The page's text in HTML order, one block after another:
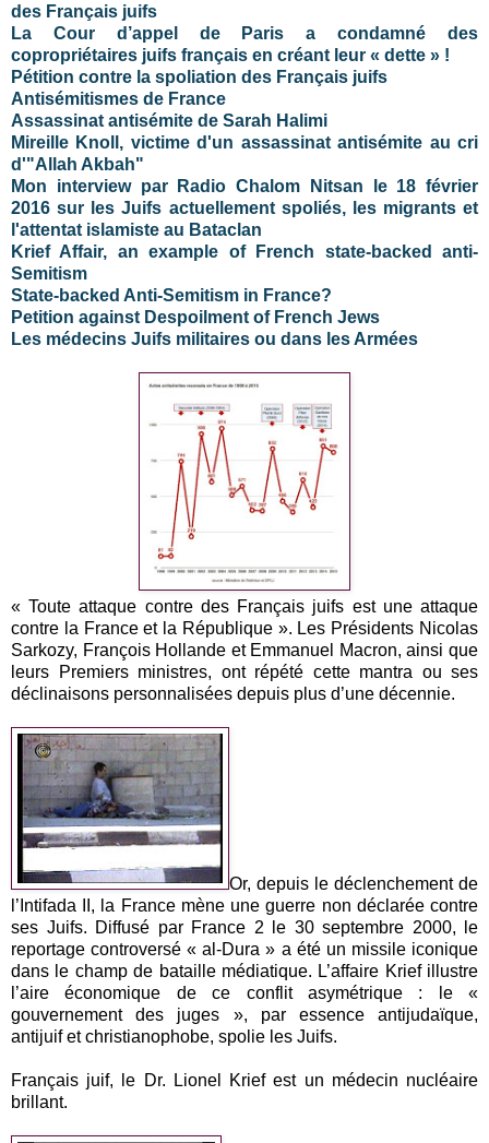
des Français juifs
La Cour d’appel de Paris a condamné des
copropriétaires juifs français en créant leur « dette » !
Pétition contre la spoliation des Français juifs
Antisémitismes de France
Assassinat antisémite de Sarah Halimi
Mireille Knoll, victime d'un assassinat antisémite au cri
d'"Allah Akbah"
Mon interview par Radio Chalom Nitsan le 18 février
2016 sur les Juifs actuellement spoliés, les migrants et
l'attentat islamiste au Bataclan
Krief Affair, an example of French state-backed anti-
Semitism
State-backed Anti-Semitism in France?
Petition against Despoilment of French Jews
Les médecins Juifs militaires ou dans les Armées
« Toute attaque contre des Français juifs est une attaque
contre la France et la République ». Les Présidents Nicolas
Sarkozy, François Hollande et Emmanuel Macron, ainsi que
leurs Premiers ministres, ont répété cette mantra ou ses
déclinaisons personnalisées depuis plus d’une décennie.
Or, depuis le déclenchement de
l’Intifada II, la France mène une guerre non déclarée contre
ses Juifs. Diffusé par France 2 le 30 septembre 2000, le
reportage controversé « al-Dura » a été un missile iconique
dans le champ de bataille médiatique. L’affaire Krief illustre
l’aire économique de ce conflit asymétrique : le «
gouvernement des juges », par essence antijudaïque,
antijuif et christianophobe, spolie les Juifs.
Français juif, le Dr. Lionel Krief est un médecin nucléaire
brillant.